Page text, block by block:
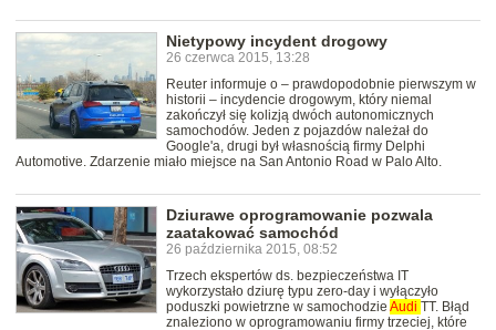
Nietypowy incydent drogowy
26 czerwca 2015, 13:28
Reuter informuje o – prawdopodobnie pierwszym w
historii – incydencie drogowym, który niemal
zakończył się kolizją dwóch autonomicznych
samochodów. Jeden z pojazdów należał do
Google'a, drugi był własnością firmy Delphi
Automotive. Zdarzenie miało miejsce na San Antonio Road w Palo Alto.
Dziurawe oprogramowanie pozwala
zaatakować samochód
26 października 2015, 08:52
Trzech ekspertów ds. bezpieczeństwa IT
wykorzystało dziurę typu zero-day i wyłączyło
poduszki powietrzne w samochodzie Audi TT. Błąd
znaleziono w oprogramowaniu firmy trzeciej, które